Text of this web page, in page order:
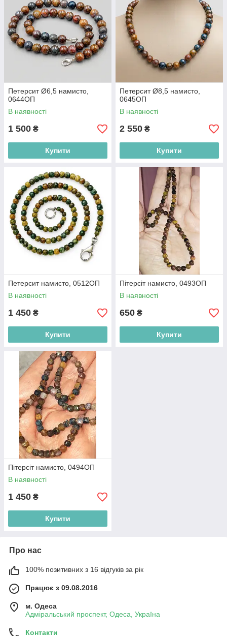
Петерсит Ø6,5 намисто,
0644ОП
В наявності
1 500 ₴
Купити
Петерсит Ø8,5 намисто,
0645ОП
В наявності
2 550 ₴
Купити
Петерсит намисто, 0512ОП
В наявності
1 450 ₴
Купити
Пітерсіт намисто, 0493ОП
В наявності
650 ₴
Купити
Пітерсіт намисто, 0494ОП
В наявності
1 450 ₴
Купити
Про нас
100% позитивних з 16 відгуків за рік
Працює з 09.08.2016
м. Одеса
Адміральський проспект, Одеса, Україна
Контакти